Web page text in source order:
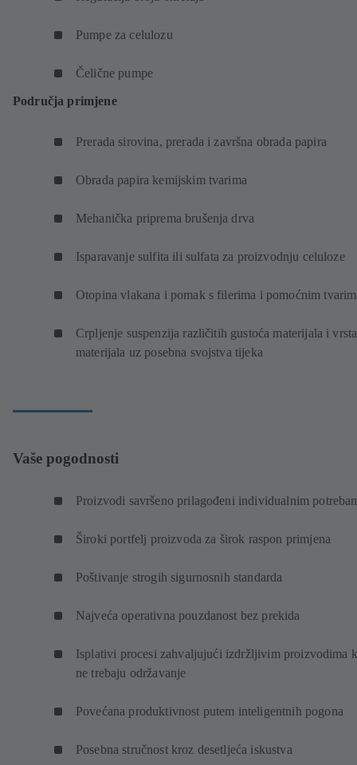
Pumpe za celulozu
Čelične pumpe
Područja primjene
Prerada sirovina, prerada i završna obrada papira
Obrada papira kemijskim tvarima
Mehanička priprema brušenja drva
Isparavanje sulfita ili sulfata za proizvodnju celuloze
Otopina vlakana i pomak s filerima i pomoćnim
Crpljenje suspenzija različitih gustoća materijala i vrsta
materijala uz posebna svojstva tijeka
Vaše pogodnosti
Proizvodi savršeno prilagođeni individualnim
Široki portfelj proizvoda za širok raspon primjena
Poštivanje strogih sigurnosnih standarda
Najveća operativna pouzdanost bez prekida
Isplativi procesi zahvaljujući izdržljivim proizvodima
ne trebaju održavanje
Povećana produktivnost putem inteligentnih pogona
Posebna stručnost kroz desetljeća iskustva